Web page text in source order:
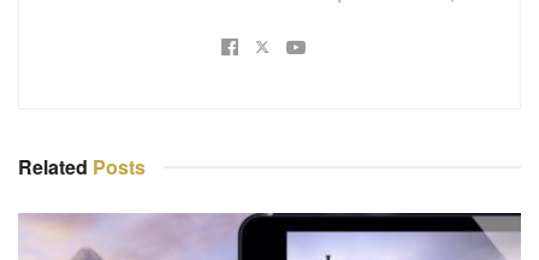
Related Posts